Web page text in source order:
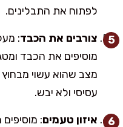
לפתוח את התבלינים.
צורבים את הכבד:
מצב שהוא עשוי מבחוץ
עסיסי ולא יבש.
איזון טעמים: מוסיפים